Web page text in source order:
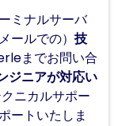
ミナルサーバ
ールでの） 技
までお問い合
ジニアが対応い
ニカルサポー
ートいたしま